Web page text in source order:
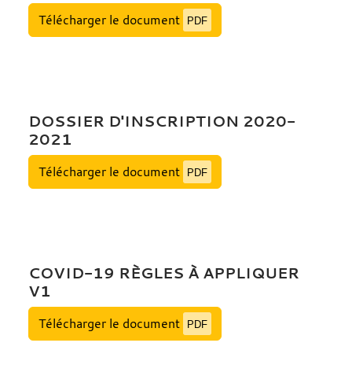
Télécharger le document PDF
DOSSIER D'INSCRIPTION 2020-
2021
Télécharger le document PDF
COVID-19 RÈGLES À APPLIQUER
V1
Télécharger le document PDF